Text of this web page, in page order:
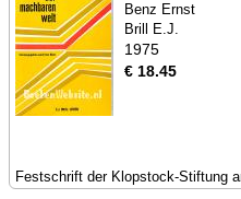
Benz Ernst
Brill E.J.
1975
€ 18.45
Festschrift der Klopstock-Stiftung